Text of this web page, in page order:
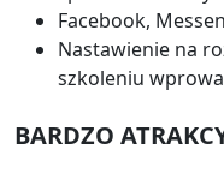
Facebook,
Nastawienie na
szkoleniu
BARDZO